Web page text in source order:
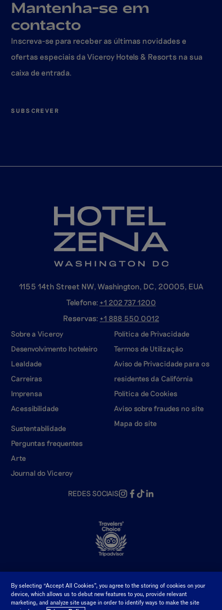
Mantenha-se em
contacto
Inscreva-se para receber as últimas novidades e
ofertas especiais da Viceroy Hotels & Resorts na sua
caixa de entrada.
1155 14th Street NW, Washington, DC, 20005, EUA
Telefone: +1 202 7371200
Reservas: +1 888 550 0012
Sobre a Viceroy
Desenvolvimento hoteleiro
Lealdade
Carreiras
Imprensa
Acessibilidade
Política de Privacidade
Termos de Utilização
Aviso de Privacidade para os
residentes da Califórnia
Política de Cookies
Aviso sobre fraudes no site
Mapa do site
Sustentabilidade
Perguntas frequentes
Arte
Journal do Viceroy
REDES SOCIAIS
Direitos de autor 2026 Viceroy Hotels & Resorts
By selecting “Accept All Cookies”, you agree to the storing of cookies on your
device, which allows us to debut new features to you, provide relevant
marketing, and analyze site usage in order to identify ways to make the site